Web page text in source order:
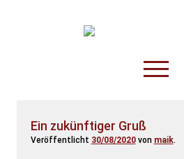
TruckOnline.de
open
menu
Anderswo
Ein zukünftiger Gruß
Veröffentlicht 30/08/2020von maik.